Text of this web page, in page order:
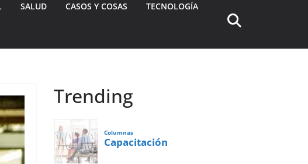
SALUD CASOS Y COSAS TECNOLOGÍA
Trending